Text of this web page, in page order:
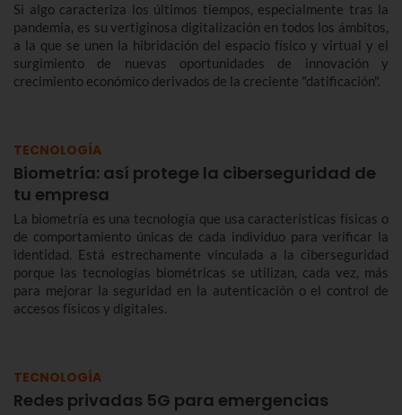
Si algo caracteriza los últimos tiempos, especialmente tras la
pandemia, es su vertiginosa digitalización en todos los ámbitos,
a la que se unen la hibridación del espacio físico y virtual y el
surgimiento de nuevas oportunidades de innovación y
crecimiento económico derivados de la creciente "datificación".
TECNOLOGÍA
Biometría: así protege la ciberseguridad de
tu empresa
La biometría es una tecnología que usa características físicas o
de comportamiento únicas de cada individuo para verificar la
identidad. Está estrechamente vinculada a la ciberseguridad
porque las tecnologías biométricas se utilizan, cada vez, más
para mejorar la seguridad en la autenticación o el control de
accesos físicos y digitales.
TECNOLOGÍA
Redes privadas 5G para emergencias